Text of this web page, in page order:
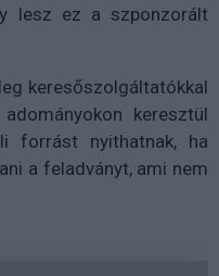
lesz ez a szponzorált
keresőszolgáltatókkal
keresztül
forrást nyithatnak, ha
a feladványt, ami nem